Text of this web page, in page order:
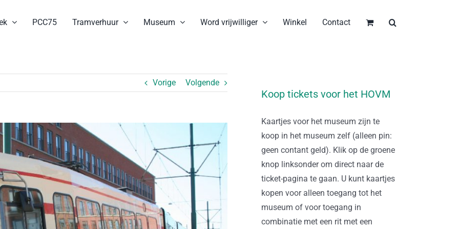
PCC75 Tramverhuur Museum Word vrijwilliger Winkel Contact
Vorige Volgende
Koop tickets voor het HOVM
Kaartjes voor het museum zijn te
koop in het museum zelf (alleen pin:
geen contant geld). Klik op de groene
knop linksonder om direct naar de
ticket-pagina te gaan. U kunt kaartjes
kopen voor alleen toegang tot het
museum of voor toegang in
combinatie met een rit met een